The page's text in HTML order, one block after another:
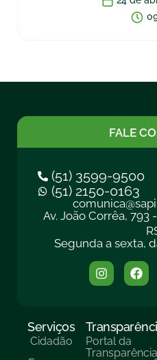
FALE
(51) 3599-9500
(51) 2150-0163
Av. João Corrêa, 793
Segunda a sexta,
Serviços
Cidadão
Portal da
Transparência